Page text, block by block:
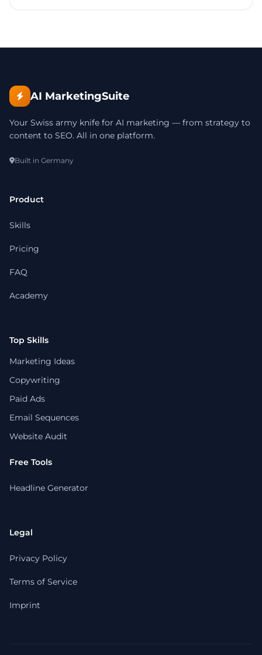
AI MarketingSuite
Your Swiss army knife for AI marketing — from strategy to
content to SEO. All in one platform.
Built in Germany
Product
Skills
Pricing
FAQ
Academy
Top Skills
Marketing Ideas
Copywriting
Paid Ads
Email Sequences
Website Audit
Free Tools
Headline Generator
Legal
Privacy Policy
Terms of Service
Imprint